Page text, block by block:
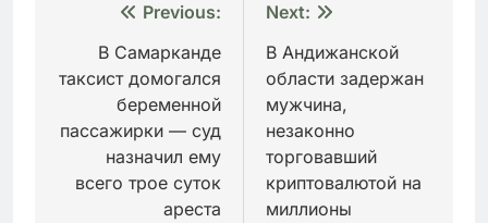
Навигация
записям
Previous:
В Самарканде
таксист домогался
беременной
пассажирки — суд
назначил ему
всего трое суток
ареста
Next:
В Андижанской
области задержан
мужчина,
незаконно
торговавший
криптовалютой на
миллионы